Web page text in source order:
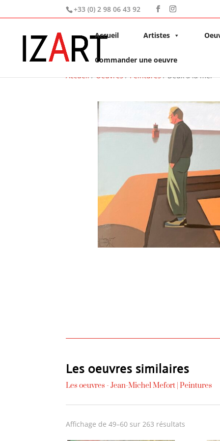
+33 (0) 2 98 06 43 92
Accueil Artistes
Commander une oeuvre
Accueil/Oeuvres/Peintures/ Deux à la mer
Les oeuvres similaires
Les oeuvres -Jean-Michel Mefort |Peintures
Affichage de 49–60 sur 263 résultats